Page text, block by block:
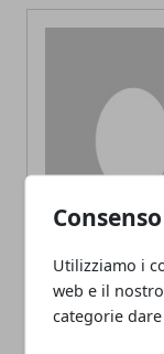
Utilizziamo i
web e il
categorie